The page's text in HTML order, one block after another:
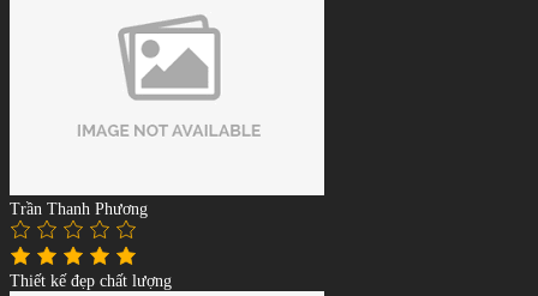
Trần Thanh Phương
Thiết kế đẹp chất lượng